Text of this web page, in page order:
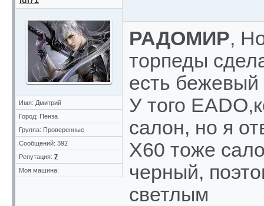
Имя: Дмитрий
Город: Пенза
Группа: Проверенные
Сообщений: 392
Репутация: 7
Моя машина:
РАДОМИР,
торпеды
есть бежевый
У того
салон, но я
Х60 тоже
черный,
светлым